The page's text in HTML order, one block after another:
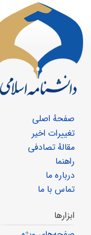
صفحهٔ اصلی
تغییرات اخیر
مقالهٔ تصادفی
راهنما
درباره ما
تماس با ما
ابزارها